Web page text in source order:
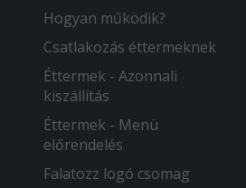
Hogyan működik?
Csatlakozás éttermeknek
Éttermek - Azonnali
kiszállítás
Éttermek - Menü
előrendelés
Falatozz logó csomag